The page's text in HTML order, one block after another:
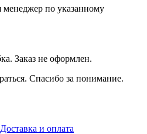
по указанному
Заказ не оформлен.
Спасибо за понимание.
Доставка и оплата